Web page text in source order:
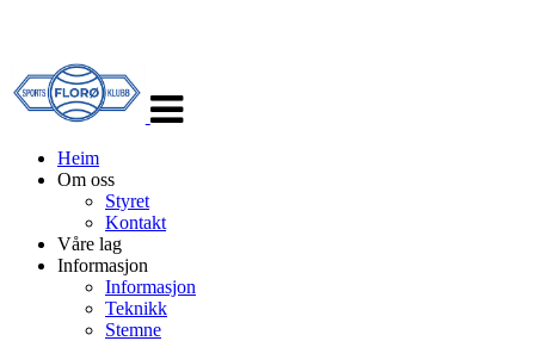
navigasjon
Heim
Om oss
Styret
Kontakt
Våre lag
Informasjon
Informasjon
Teknikk
Stemne